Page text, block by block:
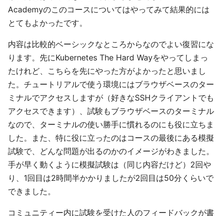
Academyのこのコースについてはやってみて結果的には
とてもよかったです。
内容は比較的ベーシックなところからなのでよい復習にな
ります。先にKubernetes The Hard Wayをやってしまっ
たけれど、こちらを先にやった方がよかったと思いまし
た。チュートリアルで使う環境にはブラウザベースのター
ミナルでアクセスしますが（好きなSSHクライアントでも
アクセスできます）、試験もブラウザベースのターミナル
なので、ターミナルの使い勝手に慣れるのにも役に立ちま
した。また、特に役に立ったのはコースの最後にある模擬
試験で、どんな問題が出るのかのイメージがわきました。
手が早く動くように模擬試験は（同じ内容だけど）2回や
り、1回目は2時間半かかりましたが2回目は50分くらいで
できました。
コミュニティー内に試験を受けた人のフィードバックが書